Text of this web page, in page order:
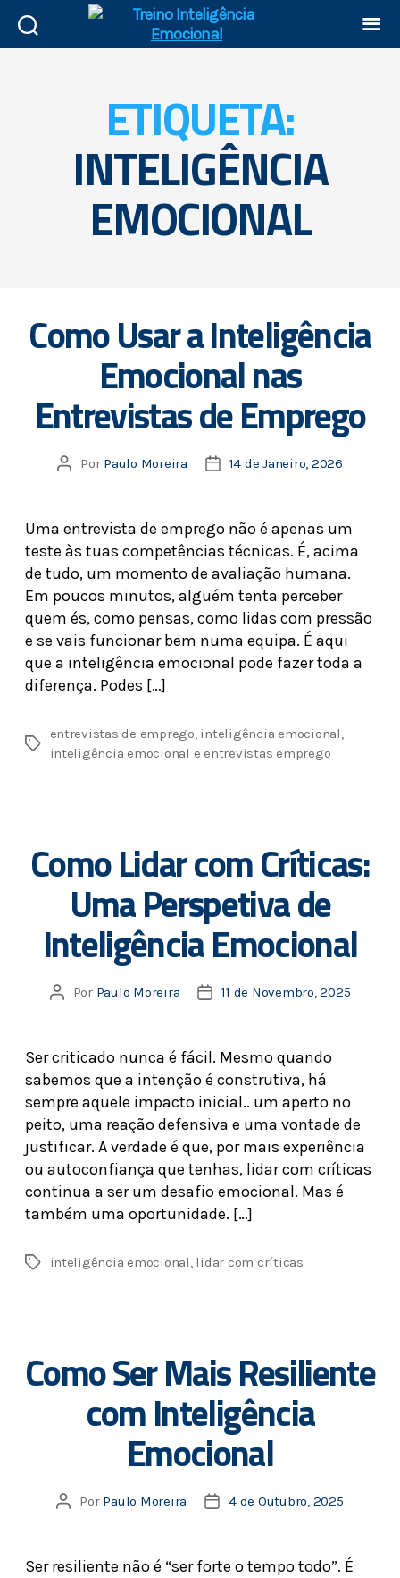
ETIQUETA:
INTELIGÊNCIA
EMOCIONAL
Como Usar a Inteligência
Emocional nas
Entrevistas de Emprego
Por Paulo Moreira 14 de Janeiro, 2026
Uma entrevista de emprego não é apenas um
teste às tuas competências técnicas. É, acima
de tudo, um momento de avaliação humana.
Em poucos minutos, alguém tenta perceber
quem és, como pensas, como lidas com pressão
e se vais funcionar bem numa equipa. É aqui
que a inteligência emocional pode fazer toda a
diferença. Podes […]
entrevistas de emprego, inteligência emocional,
inteligência emocional e entrevistas emprego
Como Lidar com Críticas:
Uma Perspetiva de
Inteligência Emocional
Por Paulo Moreira 11 de Novembro, 2025
Ser criticado nunca é fácil. Mesmo quando
sabemos que a intenção é construtiva, há
sempre aquele impacto inicial.. um aperto no
peito, uma reação defensiva e uma vontade de
justificar. A verdade é que, por mais experiência
ou autoconfiança que tenhas, lidar com críticas
continua a ser um desafio emocional. Mas é
também uma oportunidade. […]
inteligência emocional, lidar com críticas
Como Ser Mais Resiliente
com Inteligência
Emocional
Por Paulo Moreira 4 de Outubro, 2025
Ser resiliente não é “ser forte o tempo todo”. É